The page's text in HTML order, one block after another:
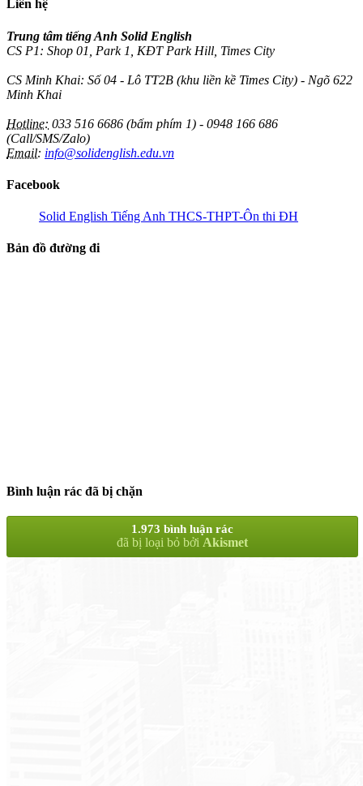
Liên hệ
Trung tâm tiếng Anh Solid English
CS P1: Shop 01, Park 1, KĐT Park Hill, Times City
CS Minh Khai: Số 04 - Lô TT2B (khu liền kề Times City) - Ngõ 622
Minh Khai
Hotline: 033 516 6686 (bấm phím 1) - 0948 166 686
(Call/SMS/Zalo)
Email: info@solidenglish.edu.vn
Facebook
Solid English Tiếng Anh THCS-THPT-Ôn thi ĐH
Bản đồ đường đi
Bình luận rác đã bị chặn
1.973 bình luận rác
đã bị loại bỏ bởi Akismet